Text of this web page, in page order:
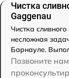
Чистка
Gaggenau
Чистка
несложная
Барнауле.
Позвоните